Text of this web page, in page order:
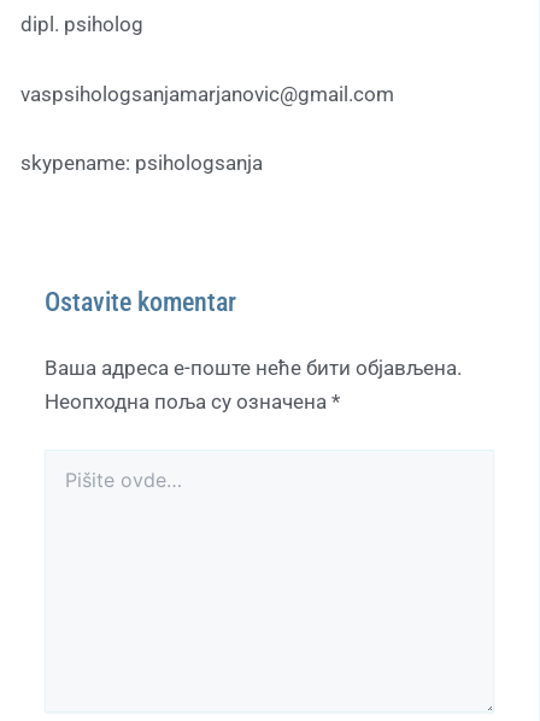
dipl. psiholog
vaspsihologsanjamarjanovic@gmail.com
skypename: psihologsanja
Ostavite komentar
Ваша адреса е-поште неће бити објављена.
Неопходна поља су означена *